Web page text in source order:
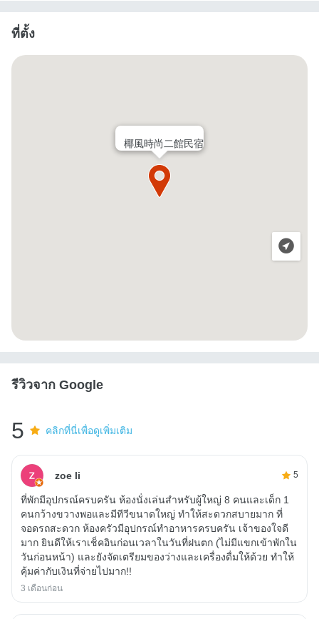
ที่ตั้ง
椰風時尚二館民宿
รีวิวจาก Google
5 คลิกที่นี่เพื่อดูเพิ่มเติม
zoe li 5
ที่พักมีอุปกรณ์ครบครัน ห้องนั่งเล่นสำหรับผู้ใหญ่ 8 คนและเด็ก 1
คนกว้างขวางพอและมีทีวีขนาดใหญ่ ทำให้สะดวกสบายมาก ที่
จอดรถสะดวก ห้องครัวมีอุปกรณ์ทำอาหารครบครัน เจ้าของใจดี
มาก ยินดีให้เราเช็คอินก่อนเวลาในวันที่ฝนตก (ไม่มีแขกเข้าพักใน
วันก่อนหน้า) และยังจัดเตรียมของว่างและเครื่องดื่มให้ด้วย ทำให้
คุ้มค่ากับเงินที่จ่ายไปมาก!!
3 เดือนก่อน